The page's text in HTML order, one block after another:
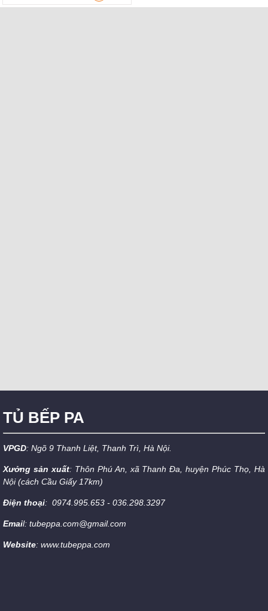
TỦ BẾP PA
VPGD: Ngõ 9 Thanh Liệt, Thanh Trì, Hà Nội.
Xưởng sản xuất: Thôn Phú An, xã Thanh Đa, huyện Phúc Thọ, Hà
Nội (cách Cầu Giấy 17km)
Điện thoại: 0974.995.653 - 036.298.3297
Email: tubeppa.com@gmail.com
Website: www.tubeppa.com